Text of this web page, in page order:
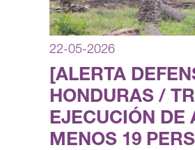
22-05-2026
[ALERTA
HONDURAS /
EJECUCIÓN DE
MENOS 19